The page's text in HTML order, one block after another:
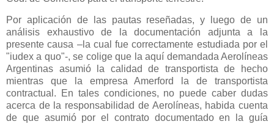
Por aplicación de las pautas reseñadas, y luego de un
análisis exhaustivo de la documentación adjunta a la
presente causa –la cual fue correctamente estudiada por el
"iudex a quo"-, se colige que la aquí demandada Aerolíneas
Argentinas asumió la calidad de transportista de hecho
mientras que la empresa Amerford la de transportista
contractual. En tales condiciones, no puede caber dudas
acerca de la responsabilidad de Aerolíneas, habida cuenta
de que asumió por el contrato documentado en la guía